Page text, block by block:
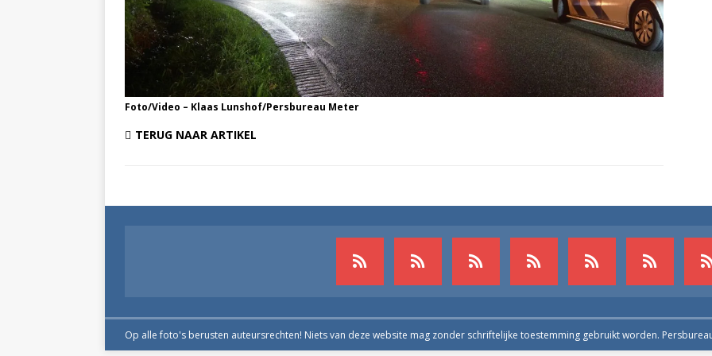
Foto/Video – Klaas Lunshof/Persbureau Meter
TERUG NAAR ARTIKEL
Op alle foto's berusten auteursrechten! Niets van deze website mag zonder schriftelijke toestemming gebruikt worden.